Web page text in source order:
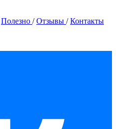
Полезно /Отзывы /Контакты